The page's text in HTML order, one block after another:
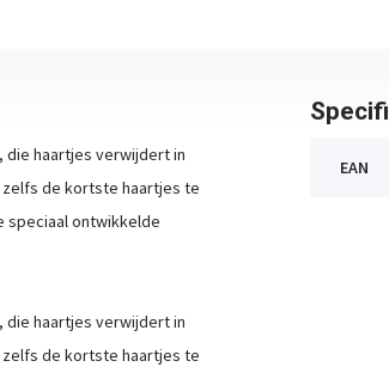
die haartjes verwijdert in
de kortste haartjes te
speciaal ontwikkelde
die haartjes verwijdert in
de kortste haartjes te
EAN